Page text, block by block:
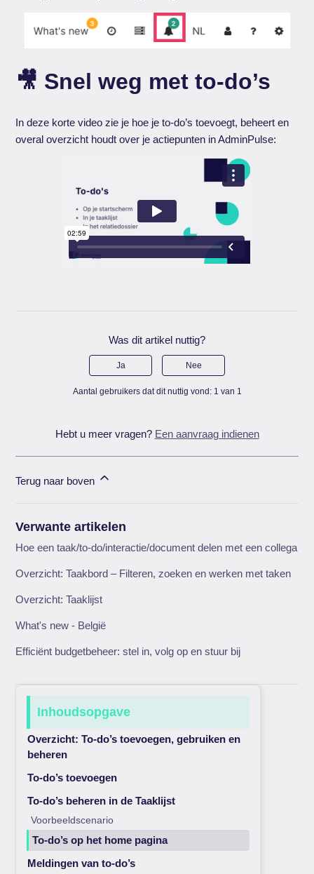
🎥 Snel weg met to-do’s
In deze korte video zie je hoe je to-do’s toevoegt, beheert en
overal overzicht houdt over je actiepunten in AdminPulse:
Was dit artikel nuttig?
Ja Nee
Aantal gebruikers dat dit nuttig vond: 1 van 1
Hebt u meer vragen? Een aanvraag indienen
Terug naar boven
Verwante artikelen
Hoe een taak/to-do/interactie/document delen met een collega
Overzicht: Taakbord – Filteren, zoeken en werken met taken
Overzicht: Taaklijst
What's new - België
Efficiënt budgetbeheer: stel in, volg op en stuur bij
Inhoudsopgave
Overzicht: To-do’s toevoegen, gebruiken en
beheren
To-do’s toevoegen
To-do’s beheren in de Taaklijst
Voorbeeldscenario
To-do’s op het home pagina
Meldingen van to-do’s